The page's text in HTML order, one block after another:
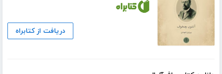
دریافت از کتابراه